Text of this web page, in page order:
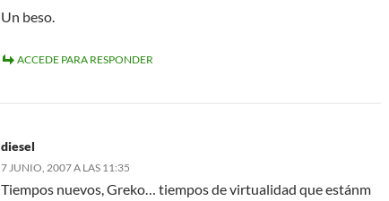
Un beso.
ACCEDE PARA RESPONDER
diesel
7 JUNIO, 2007 A LAS 11:35
Tiempos nuevos, Greko… tiempos de virtualidad que estánm